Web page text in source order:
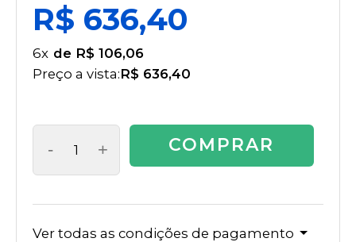
R$ 636,40
6x
R$ 106,06
Preço a vista:R$ 636,40
- + COMPRAR
Ver todas as condições de pagamento